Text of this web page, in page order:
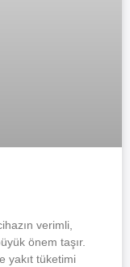
verimli,
önem taşır.
yakıt tüketimi